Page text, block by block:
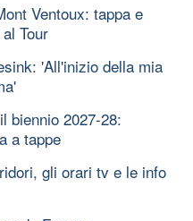
Ventoux: tappa e
Tour
'All'inizio della mia
biennio 2027-28:
a tappe
gli orari tv e le info